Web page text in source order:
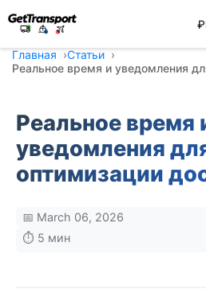
₽
Главная
Статьи
Реальное время и уведомления
Реальное время
уведомления
оптимизации
📅 March 06, 2026
⏱️ 5 мин